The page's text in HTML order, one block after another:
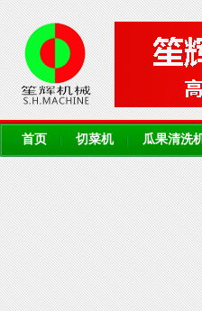
首页 切菜机 瓜果清洗